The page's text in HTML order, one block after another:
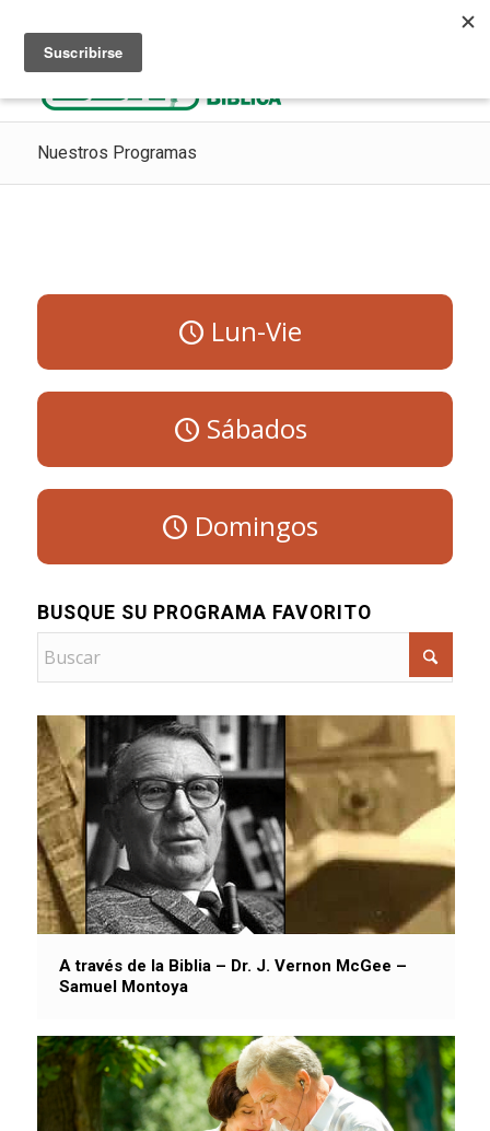
Nuestros Programas
Lun-Vie
Sábados
Domingos
BUSQUE SU PROGRAMA FAVORITO
A través de la Biblia – Dr. J. Vernon McGee –
Samuel Montoya